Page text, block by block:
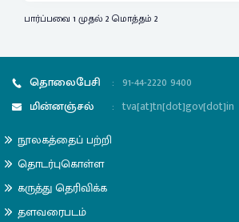
பார்ப்பவை 1 முதல் 2 மொத்தம் 2
தொலைபேசி : 91-44-2220 9400
மின்னஞ்சல்
: tva[at]tn[dot]gov[dot]in
நூலகத்தைப் பற்றி
தொடர்புகொள்ள
கருத்து தெரிவிக்க
தளவரைபடம்